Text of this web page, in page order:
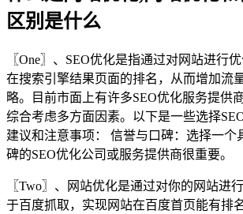
区别是什么
〖One〗、SEO优化是指通过对网站进行
在搜索引擎结果页面的排名，从而增加流
略。目前市面上有许多SEO优化服务提供
综合考虑多方面因素。以下是一些选择
建议和注意事项： 信誉与口碑：选择一个
碑的SEO优化公司或服务提供商很重要。
〖Two〗、网站优化是通过对你的网站进
于百度抓取，实现网站在百度首页能有排名